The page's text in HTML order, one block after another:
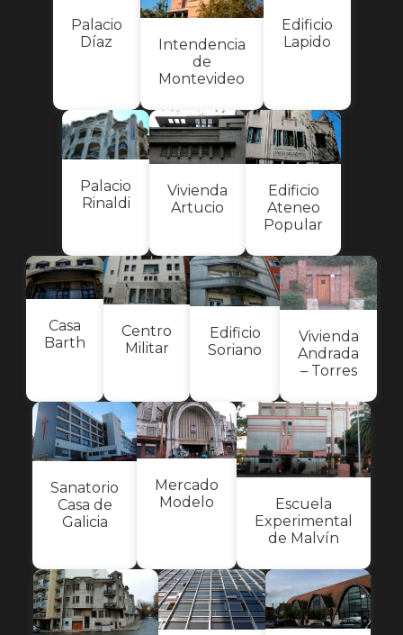
Palacio
Díaz
Intendencia
de
Montevideo
Edificio
Lapido
Palacio
Rinaldi
Vivienda
Artucio
Edificio
Ateneo
Popular
Casa
Barth
Centro
Militar
Edificio
Soriano
Vivienda
Andrada
– Torres
Sanatorio
Casa de
Galicia
Mercado
Modelo
Escuela
Experimental
de Malvín